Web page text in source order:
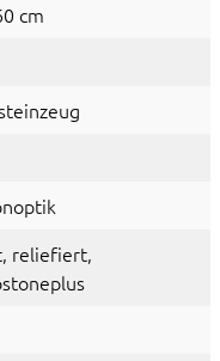
cm
, reliefiert,